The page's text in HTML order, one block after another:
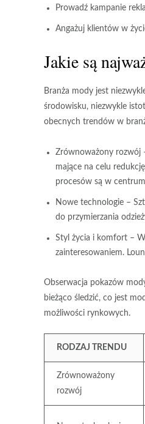
Prowadź kampanie
Angażuj klientów w
Jakie są
Branża mody jest
środowisku, niezwykle
obecnych trendów w
Zrównoważony rozwój
mające na celu
procesów są w
Nowe technologie –
do przymierzania
Styl życia i komfort –
zainteresowaniem.
Obserwacja pokazów
bieżąco śledzić, co jest
możliwości rynkowych.
RODZAJ TRENDU
Zrównoważony
rozwój